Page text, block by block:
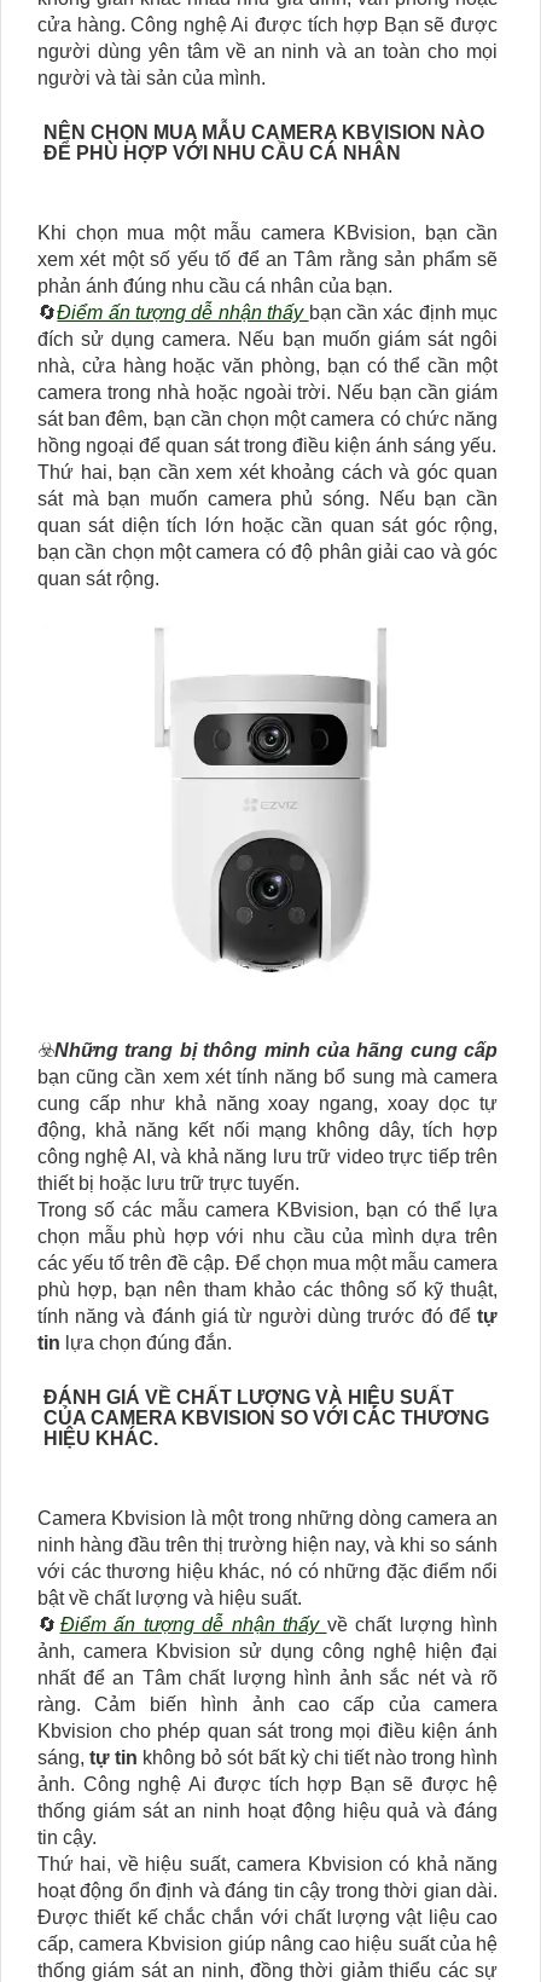
cửa hàng. Công nghệ Ai được tích hợp Bạn sẽ được
người dùng yên tâm về an ninh và an toàn cho mọi
người và tài sản của mình.
NÊN CHỌN MUA MẪU CAMERA KBVISION NÀO
ĐỂ PHÙ HỢP VỚI NHU CẦU CÁ NHÂN
Khi chọn mua một mẫu camera KBvision, bạn cần
xem xét một số yếu tố để an Tâm rằng sản phẩm sẽ
phản ánh đúng nhu cầu cá nhân của bạn.
🔄Điểm ấn tượng dễ nhận thấy bạn cần xác định mục
đích sử dụng camera. Nếu bạn muốn giám sát ngôi
nhà, cửa hàng hoặc văn phòng, bạn có thể cần một
camera trong nhà hoặc ngoài trời. Nếu bạn cần giám
sát ban đêm, bạn cần chọn một camera có chức năng
hồng ngoại để quan sát trong điều kiện ánh sáng yếu.
Thứ hai, bạn cần xem xét khoảng cách và góc quan
sát mà bạn muốn camera phủ sóng. Nếu bạn cần
quan sát diện tích lớn hoặc cần quan sát góc rộng,
bạn cần chọn một camera có độ phân giải cao và góc
quan sát rộng.
☣️Những trang bị thông minh của hãng cung cấp
bạn cũng cần xem xét tính năng bổ sung mà camera
cung cấp như khả năng xoay ngang, xoay dọc tự
động, khả năng kết nối mạng không dây, tích hợp
công nghệ AI, và khả năng lưu trữ video trực tiếp trên
thiết bị hoặc lưu trữ trực tuyến.
Trong số các mẫu camera KBvision, bạn có thể lựa
chọn mẫu phù hợp với nhu cầu của mình dựa trên
các yếu tố trên đề cập. Để chọn mua một mẫu camera
phù hợp, bạn nên tham khảo các thông số kỹ thuật,
tính năng và đánh giá từ người dùng trước đó để tự
tin lựa chọn đúng đắn.
ĐÁNH GIÁ VỀ CHẤT LƯỢNG VÀ HIỆU SUẤT
CỦA CAMERA KBVISION SO VỚI CÁC THƯƠNG
HIỆU KHÁC.
Camera Kbvision là một trong những dòng camera an
ninh hàng đầu trên thị trường hiện nay, và khi so sánh
với các thương hiệu khác, nó có những đặc điểm nổi
bật về chất lượng và hiệu suất.
🔄 Điểm ấn tượng dễ nhận thấy về chất lượng hình
ảnh, camera Kbvision sử dụng công nghệ hiện đại
nhất để an Tâm chất lượng hình ảnh sắc nét và rõ
ràng. Cảm biến hình ảnh cao cấp của camera
Kbvision cho phép quan sát trong mọi điều kiện ánh
sáng,tự tin không bỏ sót bất kỳ chi tiết nào trong hình
ảnh. Công nghệ Ai được tích hợp Bạn sẽ được hệ
thống giám sát an ninh hoạt động hiệu quả và đáng
tin cậy.
Thứ hai, về hiệu suất, camera Kbvision có khả năng
hoạt động ổn định và đáng tin cậy trong thời gian dài.
Được thiết kế chắc chắn với chất lượng vật liệu cao
cấp, camera Kbvision giúp nâng cao hiệu suất của hệ
thống giám sát an ninh, đồng thời giảm thiểu các sự